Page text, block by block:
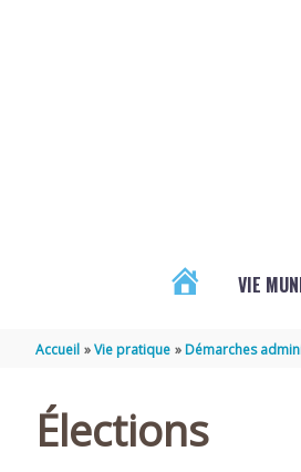
VIE
Accueil Vie pratique Démarches
Élections